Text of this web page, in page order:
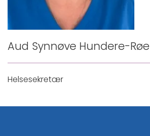
Aud Synnøve Hundere-Røe
Helsesekretær